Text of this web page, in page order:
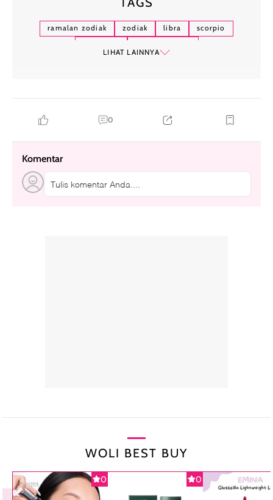
ramalan zodiak zodiak libra
scorpio
LIHAT LAINNYA
0
Komentar
Tulis komentar Anda....
WOLI BEST BUY
0 0